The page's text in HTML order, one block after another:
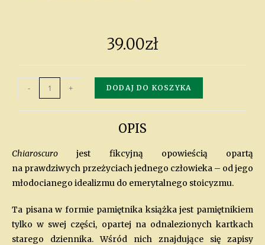
39.00zł
- + DODAJ DO KOSZYKA
OPIS
Chiaroscuro jest fikcyjną opowieścią opartą
na prawdziwych przeżyciach jednego człowieka – od jego
młodocianego idealizmu do emerytalnego stoicyzmu.
Ta pisana w formie pamiętnika książka jest pamiętnikiem
tylko w swej części, opartej na odnalezionych kartkach
starego dziennika. Wśród nich znajdujące się zapisy